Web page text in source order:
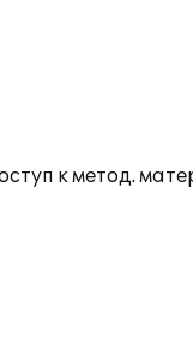
к метод.